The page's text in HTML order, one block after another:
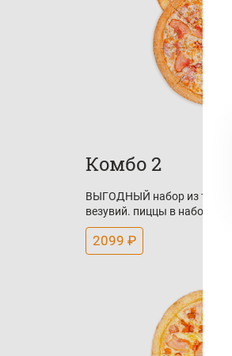
Комбо 2
ВЫГОДНЫЙ набор из трех
везувий. пиццы в наборе
2099 ₽